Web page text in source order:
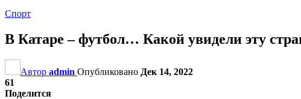
Спорт
В Катаре – футбол… Какой увидели эту
Автор admin Опубликовано Дек 14, 2022
61
Поделится